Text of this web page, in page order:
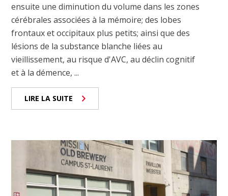
ensuite une diminution du volume dans les zones
cérébrales associées à la mémoire; des lobes
frontaux et occipitaux plus petits; ainsi que des
lésions de la substance blanche liées au
vieillissement, au risque d'AVC, au déclin cognitif
et à la démence, ...
LIRE LA SUITE